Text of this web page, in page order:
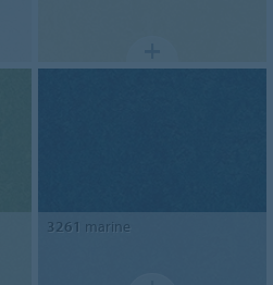
3261 marine